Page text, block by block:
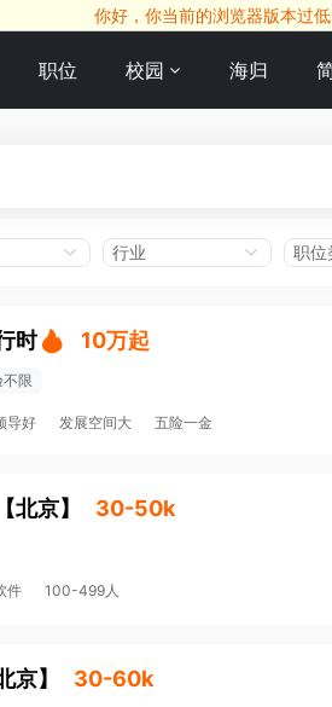
你好，你当前的浏览器版本过
职位 校园 海归
行业 职位
时 10万起
限
导好 发展空间大 五险一金
【北京】 30-50k
件 100-499人
京】 30-60k